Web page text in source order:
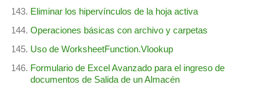
Eliminar los hipervínculos de la hoja activa
Operaciones básicas con archivo y carpetas
Uso de WorksheetFunction.Vlookup
Formulario de Excel Avanzado para el ingreso de
documentos de Salida de un Almacén